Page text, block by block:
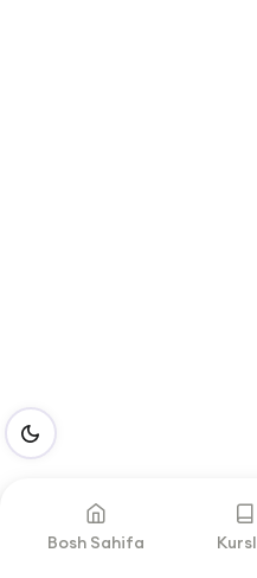
Bosh Sahifa